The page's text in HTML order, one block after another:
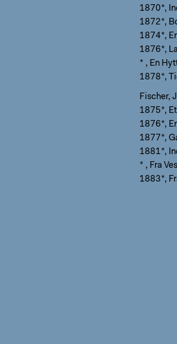
1870*,
1872*,
1874*,
1876*,
* , En
1878*,
Fischer,
1875*,
1876*,
1877*,
1881*,
* , Fra
1883*,